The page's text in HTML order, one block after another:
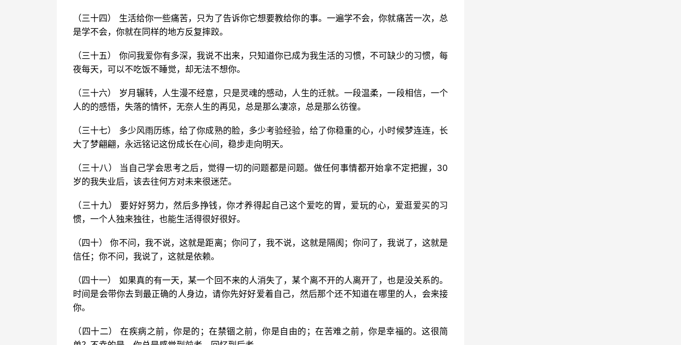
（三十四） 生活给你一些痛苦，只为了告诉你它想要教给你的事。一遍学不会，你就痛苦一次，总
是学不会，你就在同样的地方反复摔跤。
（三十五） 你问我爱你有多深，我说不出来，只知道你已成为我生活的习惯，不可缺少的习惯，每
夜每天，可以不吃饭不睡觉，却无法不想你。
（三十六） 岁月辗转，人生漫不经意，只是灵魂的感动，人生的迁就。一段温柔，一段相信，一个
人的的感悟，失落的情怀，无奈人生的再见，总是那么凄凉，总是那么彷徨。
（三十七） 多少风雨历练，给了你成熟的脸，多少考验经验，给了你稳重的心，小时候梦连连，长
大了梦翩翩，永远铭记这份成长在心间，稳步走向明天。
（三十八） 当自己学会思考之后，觉得一切的问题都是问题。做任何事情都开始拿不定把握，30
岁的我失业后，该去往何方对未来很迷茫。
（三十九） 要好好努力，然后多挣钱，你才养得起自己这个爱吃的胃，爱玩的心，爱逛爱买的习
惯，一个人独来独往，也能生活得很好很好。
（四十） 你不问，我不说，这就是距离；你问了，我不说，这就是隔阂；你问了，我说了，这就是
信任；你不问，我说了，这就是依赖。
（四十一） 如果真的有一天，某一个回不来的人消失了，某个离不开的人离开了，也是没关系的。
时间是会带你去到最正确的人身边，请你先好好爱着自己，然后那个还不知道在哪里的人，会来接
你。
（四十二） 在疾病之前，你是的；在禁锢之前，你是自由的；在苦难之前，你是幸福的。这很简